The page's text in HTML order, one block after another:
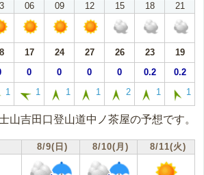
06 09 12 15 18 21
17 24 27 26 23
19
0 0 0 0 0.2 0.2
1 1 1 1 2 1 1
山吉田口登山道中ノ茶屋の予想です。
8/9(日) 8/10(月) 8/11(火)